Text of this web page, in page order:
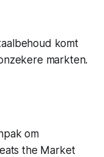
komt
markten.
om
the Market